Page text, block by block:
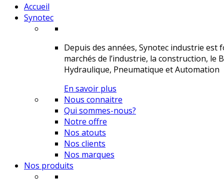
Accueil
Synotec
Depuis des années, Synotec industrie
marchés de l’industrie, la construction, le
Hydraulique, Pneumatique et Automation
En savoir plus
Nous connaitre
Qui sommes-nous?
Notre offre
Nos atouts
Nos clients
Nos marques
Nos produits